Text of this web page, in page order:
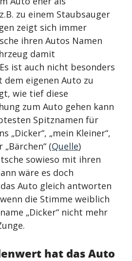
zu einem Staubsauger
zeigt sich immer
ihren Autos Namen
damit
ist auch nicht besonders
eigenen Auto zu
wie tief diese
zum Auto gehen kann
Spitznamen für
„Dicker“, „mein Kleiner“,
„Bärchen“ (Quelle)
sowieso mit ihren
wäre es doch
Auto gleich antworten
die Stimme weiblich
„Dicker“ nicht mehr
hat das Auto